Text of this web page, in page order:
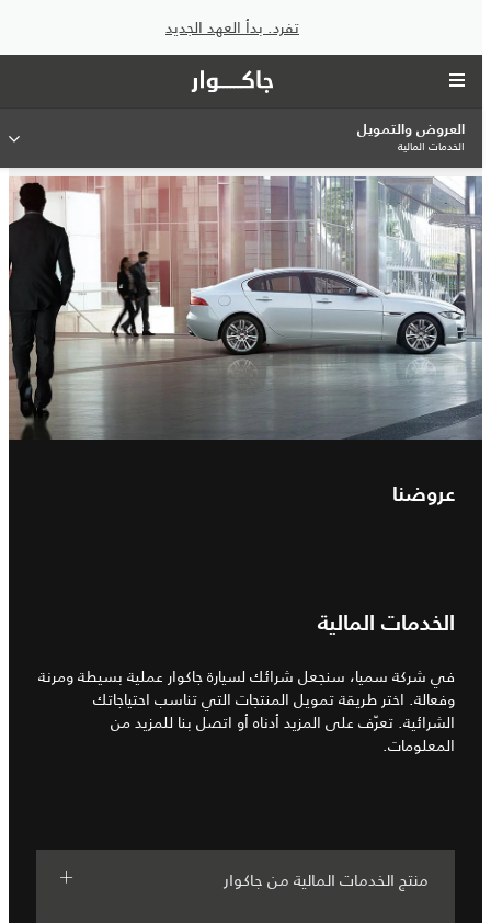
تفرد. بدأ العهد الجديد
العروض والتمويل
الخدمات المالية
عروضنا
الخدمات المالية
في شركة سميا، سنجعل شرائك لسيارة جاكوار عملية بسيطة ومرنة
وفعالة. اختر طريقة تمويل المنتجات التي تناسب احتياجاتك
الشرائية. تعرّف على المزيد أدناه أو اتصل بنا للمزيد من
المعلومات.
منتج الخدمات المالية من جاكوار